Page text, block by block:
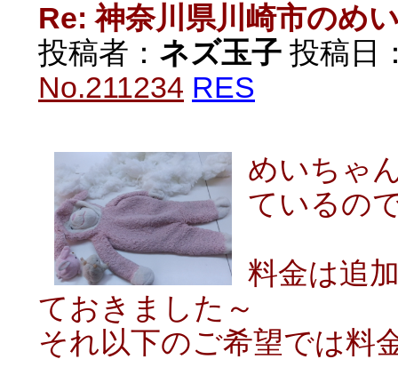
Re: 神奈川県川崎市のめ
投稿者： ネズ玉子 投稿日
No.211234 RES
めいちゃ
ているの
料金は追
ておきました～
それ以下のご希望では料